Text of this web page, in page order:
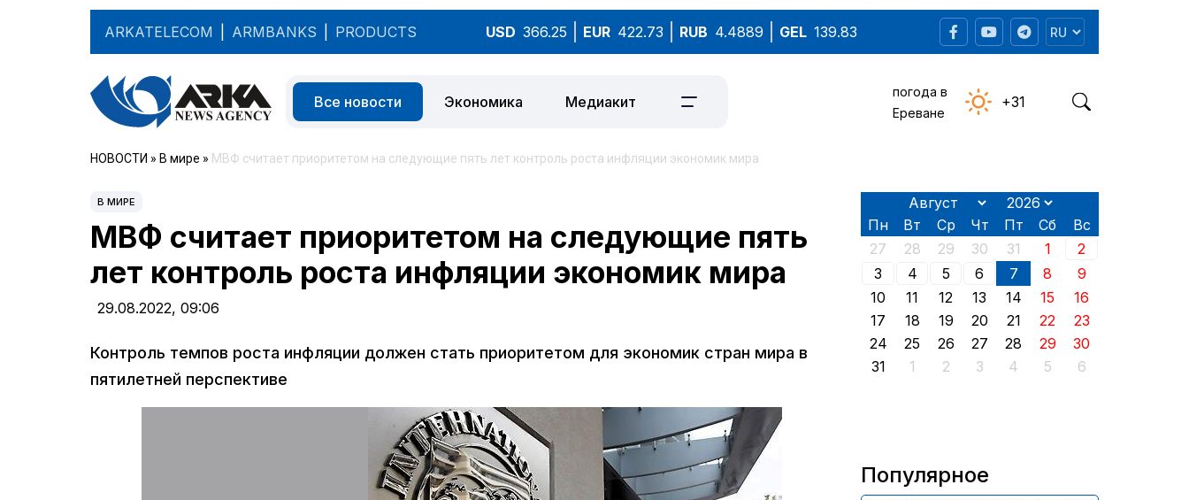
ARKATELECOM ARMBANKS PRODUCTS USD 366.25 EUR 422.73 RUB 4.4889 GEL 139.83
Все новости Экономика Медиакит
погода в
Ереване
+31
НОВОСТИ » В мире » МВФ считает приоритетом на следующие пять лет контроль роста инфляции экономик мира
В МИРЕ
МВФ считает приоритетом на следующие пять
лет контроль роста инфляции экономик мира
29.08.2022, 09:06
Контроль темпов роста инфляции должен стать приоритетом для экономик стран мира в
пятилетней перспективе
Пн Вт Ср Чт Пт Сб
Вс
27
28 29 30 31 1
2
3
4 5 6 7 8
9
10
11 12 13 14 15
16
17
18 19 20 21 22
23
24
25 26 27 28 29
30
31
1 2 3 4 5 6
Популярное